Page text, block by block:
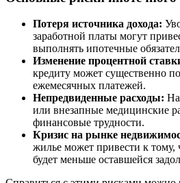
Потеря источника дохода:
заработной платы могут
выполнять ипотечные
Изменение процентной
кредиту может существенно
ежемесячных платежей.
Непредвиденные расходы:
или внезапные медицинские
финансовые трудности.
Кризис на рынке
жилье может привести к тому,
будет меньше оставшейся